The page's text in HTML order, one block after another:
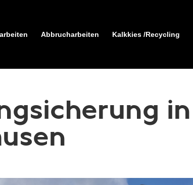
Abbrucharbeiten Kalkkies /​Recycling
in